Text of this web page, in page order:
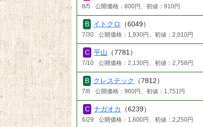
8/5 公開価格：800円、初値：910円
イトクロ （6049）
7/30 公開価格：1,930円、初値：2,010円
平山 （7781）
7/10 公開価格：2,130円、初値：2,758円
クレステック （7812）
7/8 公開価格：960円、初値：1,751円
ナガオカ （6239）
6/29 公開価格：1,600円、初値：2,250円